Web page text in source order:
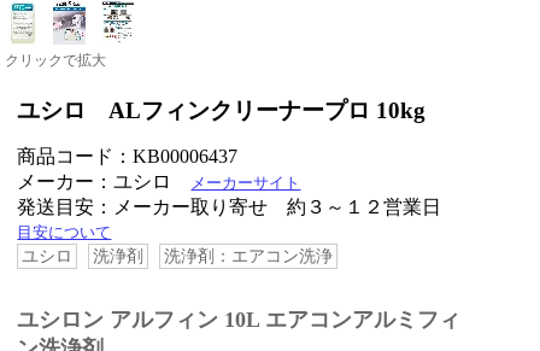
クリックで拡大
ユシロ ALフィンクリーナープロ 10kg
商品コード：KB00006437
メーカー：ユシロ
メーカーサイト
発送目安：メーカー取り寄せ 約３～１２営業日
目安について
ユシロ 洗浄剤 洗浄剤：エアコン洗浄
ユシロン アルフィン 10L エアコンアルミフィ